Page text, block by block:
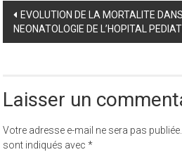
Post
navigation
EVOLUTION DE LA MORTALITE
NEONATOLOGIE DE L’HOPITAL
Laisser un
Votre adresse e-mail ne sera pas publiée.
sont indiqués avec*